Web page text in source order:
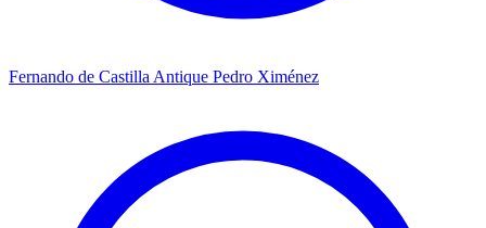
Fernando de Castilla Antique Pedro Ximénez